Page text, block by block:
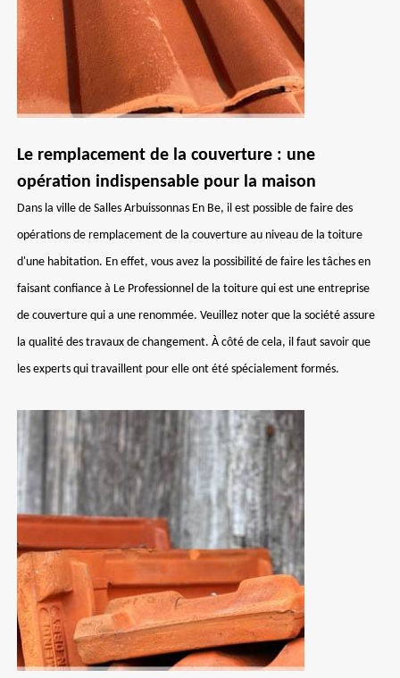
Le remplacement de la couverture : une
opération indispensable pour la maison
Dans la ville de Salles Arbuissonnas En Be, il est possible de faire des
opérations de remplacement de la couverture au niveau de la toiture
d'une habitation. En effet, vous avez la possibilité de faire les tâches en
faisant confiance à Le Professionnel de la toiture qui est une entreprise
de couverture qui a une renommée. Veuillez noter que la société assure
la qualité des travaux de changement. À côté de cela, il faut savoir que
les experts qui travaillent pour elle ont été spécialement formés.